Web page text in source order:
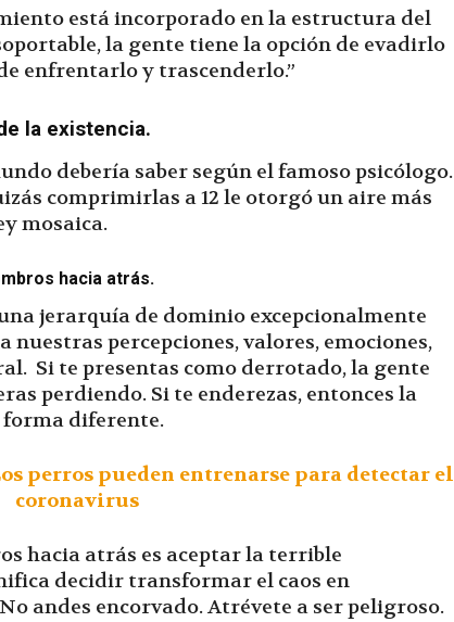
Hora
|
está incorporado en la estructura del
la gente tiene la opción de evadirlo
enfrentarlo y trascenderlo.”
la existencia.
debería saber según el famoso psicólogo.
comprimirlas a 12 le otorgó un aire más
mosaica.
hacia atrás.
jerarquía de dominio excepcionalmente
percepciones, valores, emociones,
Si te presentas como derrotado, la gente
perdiendo. Si te enderezas, entonces la
diferente.
perros pueden entrenarse para detectar el
coronavirus
hacia atrás es aceptar la terrible
decidir transformar el caos en
andes encorvado. Atrévete a ser peligroso.